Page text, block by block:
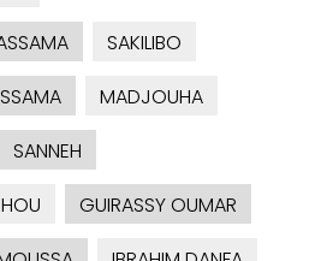
SAKILIBO
MADJOUHA
SANNEH
GUIRASSY OUMAR